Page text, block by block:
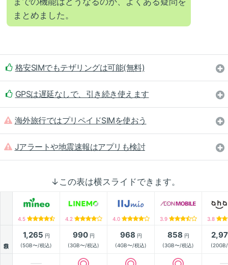
まとめました。
格安SIMでもテザリングは可能(無料)
GPSは遅延なしで、引き続き使えます
海外旅行ではプリペイドSIMを使おう
Jアラートや地震速報はアプリも検討
↓この表は横スライドできます。
4.5 4.2 4.0 3.9 3.8
1,265 円
(5GB〜/税込)
990円
(3GB〜/税込)
968 円
(4GB〜/税込)
858 円
(3GB〜/税込)